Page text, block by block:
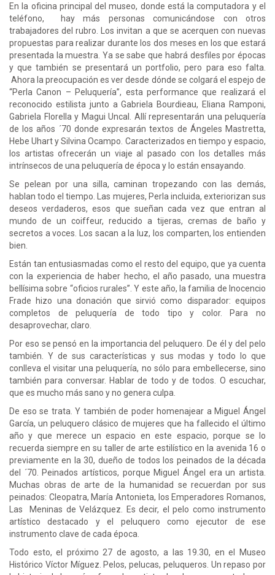
En la oficina principal del museo, donde está la computadora y el
teléfono, hay más personas comunicándose con otros
trabajadores del rubro. Los invitan a que se acerquen con nuevas
propuestas para realizar durante los dos meses en los que estará
presentada la muestra. Ya se sabe que habrá desfiles por épocas
y que también se presentará un portfolio, pero para eso falta.
Ahora la preocupación es ver desde dónde se colgará el espejo de
“Perla Canon – Peluquería”, esta performance que realizará el
reconocido estilista junto a Gabriela Bourdieau, Eliana Ramponi,
Gabriela Florella y Magui Uncal. Allí representarán una peluquería
de los años ´70 donde expresarán textos de Ángeles Mastretta,
Hebe Uhart y Silvina Ocampo. Caracterizados en tiempo y espacio,
los artistas ofrecerán un viaje al pasado con los detalles más
intrínsecos de una peluquería de época y lo están ensayando.
Se pelean por una silla, caminan tropezando con las demás,
hablan todo el tiempo. Las mujeres, Perla incluida, exteriorizan sus
deseos verdaderos, esos que sueñan cada vez que entran al
mundo de un coiffeur, reducido a tijeras, cremas de baño y
secretos a voces. Los sacan a la luz, los comparten, los entienden
bien.
Están tan entusiasmadas como el resto del equipo, que ya cuenta
con la experiencia de haber hecho, el año pasado, una muestra
bellísima sobre “oficios rurales”. Y este año, la familia de Inocencio
Frade hizo una donación que sirvió como disparador: equipos
completos de peluquería de todo tipo y color. Para no
desaprovechar, claro.
Por eso se pensó en la importancia del peluquero. De él y del pelo
también. Y de sus características y sus modas y todo lo que
conlleva el visitar una peluquería, no sólo para embellecerse, sino
también para conversar. Hablar de todo y de todos. O escuchar,
que es mucho más sano y no genera culpa.
De eso se trata. Y también de poder homenajear a Miguel Ángel
García, un peluquero clásico de mujeres que ha fallecido el último
año y que merece un espacio en este espacio, porque se lo
recuerda siempre en su taller de arte estilístico en la avenida 16 o
previamente en la 30, dueño de todos los peinados de la década
del ´70. Peinados artísticos, porque Miguel Ángel era un artista.
Muchas obras de arte de la humanidad se recuerdan por sus
peinados: Cleopatra, María Antonieta, los Emperadores Romanos,
Las Meninas de Velázquez. Es decir, el pelo como instrumento
artístico destacado y el peluquero como ejecutor de ese
instrumento clave de cada época.
Todo esto, el próximo 27 de agosto, a las 19.30, en el Museo
Histórico Víctor Míguez. Pelos, pelucas, peluqueros. Un repaso por